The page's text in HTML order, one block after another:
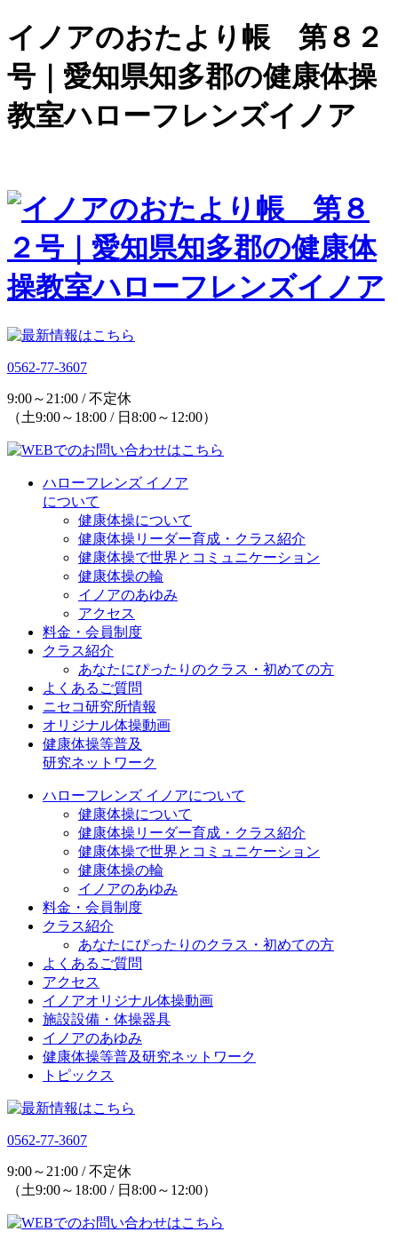
イノアのおたより帳 第８２
号｜愛知県知多郡の健康体操
教室ハローフレンズイノア
0562-77-3607
9:00～21:00 / 不定休
（土9:00～18:00 / 日8:00～12:00）
ハローフレンズ イノア
について
健康体操について
健康体操リーダー育成・クラス紹介
健康体操で世界とコミュニケーション
健康体操の輪
イノアのあゆみ
アクセス
料金・会員制度
クラス紹介
あなたにぴったりのクラス・初めての方
よくあるご質問
ニセコ研究所情報
オリジナル体操動画
健康体操等普及
研究ネットワーク
ハローフレンズ イノアについて
健康体操について
健康体操リーダー育成・クラス紹介
健康体操で世界とコミュニケーション
健康体操の輪
イノアのあゆみ
料金・会員制度
クラス紹介
あなたにぴったりのクラス・初めての方
よくあるご質問
アクセス
イノアオリジナル体操動画
施設設備・体操器具
イノアのあゆみ
健康体操等普及研究ネットワーク
トピックス
0562-77-3607
9:00～21:00 / 不定休
（土9:00～18:00 / 日8:00～12:00）